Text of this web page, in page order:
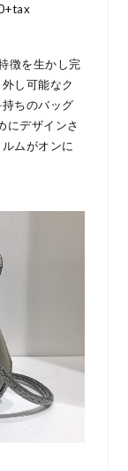
徴を生かし完
し可能なク
ちのバッグ
にデザインさ
ムがオンに